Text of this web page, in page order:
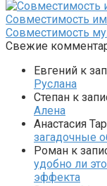
Совместимость
Совместимость
Свежие
Евгений к
Руслана
Степан к
Алена
Анастасия
загадочные
Роман к
удобно ли
эффекта